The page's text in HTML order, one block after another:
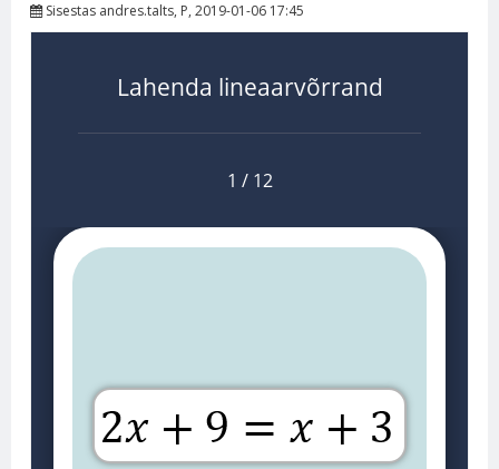
Sisestas andres.talts, P, 2019-01-06 17:45